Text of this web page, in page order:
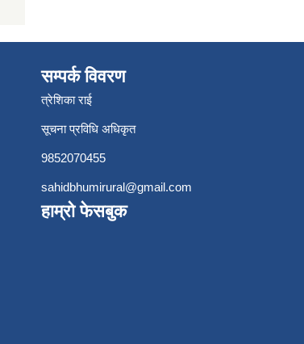
सम्पर्क विवरण
त्रेशिका राई
सूचना प्रविधि अधिकृत
9852070455
sahidbhumirural@gmail.com
हाम्रो फेसबुक